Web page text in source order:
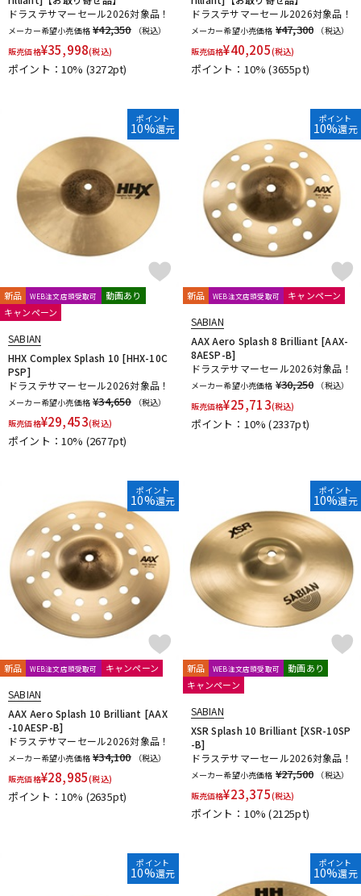
ドラステサマーセール2026対象品！
メーカー希望小売価格 ¥42,350
（税込）
販売価格¥35,998(税込)
ポイント：10% (3272pt)
ドラステサマーセール2026対象品！
メーカー希望小売価格 ¥47,300
（税込）
販売価格¥40,205(税込)
ポイント：10%(3655pt)
ポイント
10%還元
新品 WEB注文店頭受取可
動画あり
キャンペーン
SABIAN
HHX Complex Splash 10 [HHX-10C
PSP]
ドラステサマーセール2026対象品！
メーカー希望小売価格 ¥34,650
（税込）
販売価格¥29,453(税込)
ポイント：10% (2677pt)
ポイント
10%還元
新品 WEB注文店頭受取可 キャンペーン
SABIAN
AAX Aero Splash 8 Brilliant [AAX-
8AESP-B]
ドラステサマーセール2026対象品！
メーカー希望小売価格 ¥30,250
（税込）
販売価格¥25,713(税込)
ポイント：10%(2337pt)
ポイント
10%還元
新品 WEB注文店頭受取可 キャンペーン
SABIAN
AAX Aero Splash 10 Brilliant [AAX
-10AESP-B]
ドラステサマーセール2026対象品！
メーカー希望小売価格 ¥34,100
（税込）
販売価格¥28,985(税込)
ポイント：10% (2635pt)
ポイント
10%還元
新品 WEB注文店頭受取可
動画あり
キャンペーン
SABIAN
XSR Splash 10 Brilliant [XSR-10SP
-B]
ドラステサマーセール2026対象品！
メーカー希望小売価格 ¥27,500
（税込）
販売価格¥23,375(税込)
ポイント：10%(2125pt)
ポイント
10%還元
ポイント
10%還元